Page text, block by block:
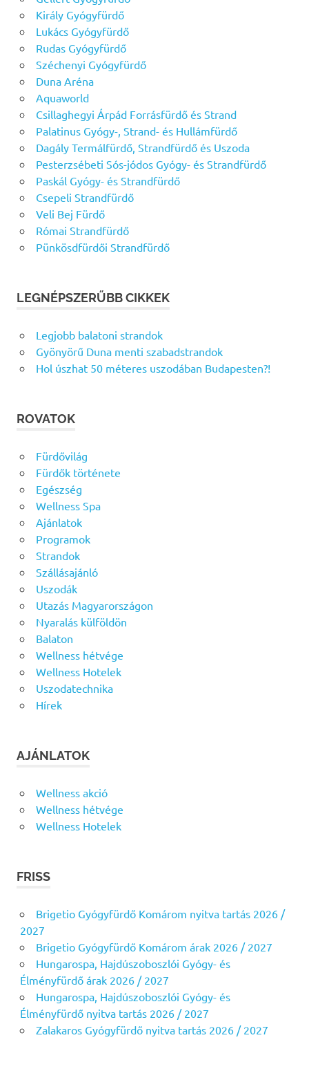
Király Gyógyfürdő
Lukács Gyógyfürdő
Rudas Gyógyfürdő
Széchenyi Gyógyfürdő
Duna Aréna
Aquaworld
Csillaghegyi Árpád Forrásfürdő és Strand
Palatinus Gyógy-, Strand- és Hullámfürdő
Dagály Termálfürdő, Strandfürdő és Uszoda
Pesterzsébeti Sós-jódos Gyógy- és Strandfürdő
Paskál Gyógy- és Strandfürdő
Csepeli Strandfürdő
Veli Bej Fürdő
Római Strandfürdő
Pünkösdfürdői Strandfürdő
LEGNÉPSZERŰBB CIKKEK
Legjobb balatoni strandok
Gyönyörű Duna menti szabadstrandok
Hol úszhat 50 méteres uszodában Budapesten?!
ROVATOK
Fürdővilág
Fürdők története
Egészség
Wellness Spa
Ajánlatok
Programok
Strandok
Szállásajánló
Uszodák
Utazás Magyarországon
Nyaralás külföldön
Balaton
Wellness hétvége
Wellness Hotelek
Uszodatechnika
Hírek
AJÁNLATOK
Wellness akció
Wellness hétvége
Wellness Hotelek
FRISS
Brigetio Gyógyfürdő Komárom nyitva tartás 2026 /
2027
Brigetio Gyógyfürdő Komárom árak 2026 / 2027
Hungarospa, Hajdúszoboszlói Gyógy- és
Élményfürdő árak 2026 / 2027
Hungarospa, Hajdúszoboszlói Gyógy- és
Élményfürdő nyitva tartás 2026 / 2027
Zalakaros Gyógyfürdő nyitva tartás 2026 / 2027